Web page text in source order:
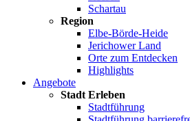
Schartau
Region
Elbe-Börde-Heide
Jerichower Land
Orte zum Entdecken
Highlights
Angebote
Stadt Erleben
Stadtführung